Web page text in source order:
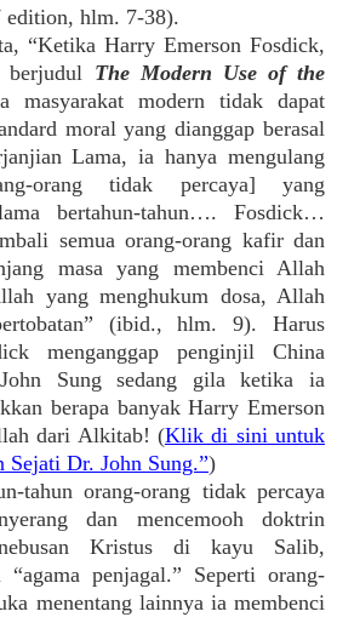
edition, hlm. 7-38).
“Ketika Harry Emerson Fosdick,
berjudul The Modern Use of the
masyarakat modern tidak dapat
moral yang dianggap berasal
Lama, ia hanya mengulang
orang tidak percaya] yang
bertahun-tahun…. Fosdick…
semua orang-orang kafir dan
masa yang membenci Allah
yang menghukum dosa, Allah
(ibid., hlm. 9). Harus
menganggap penginjil China
Sung sedang gila ketika ia
berapa banyak Harry Emerson
dari Alkitab! (Klik di sini untuk
Sejati Dr. John Sung.”)
tahun orang-orang tidak percaya
dan mencemooh doktrin
Kristus di kayu Salib,
“agama penjagal.” Seperti orang-
menentang lainnya ia membenci